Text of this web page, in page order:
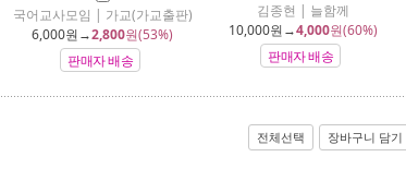
국어교사모임 | 가교(가교출판)
6,000원→2,800원(53%)
판매자 배송
김종현 | 늘함께
10,000원→4,000원(60%)
판매자 배송
전체선택 장바구니 담기